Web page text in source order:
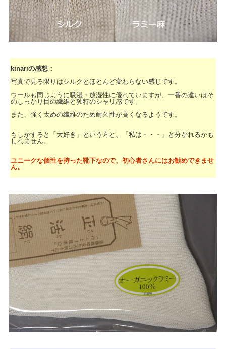
kinariの感想：
写真で見る限りはシルクとほとんど変わらない感じです。
ウールも同じように吸湿・放湿性に優れていますが、一番の違いはそ
のしっかり目の繊維と独特のシャリ感です。
また、強く太めの繊維のため耐久性が高くなるようです。
もしかすると「大好き」という方と、「私は・・・」と分かれるかも
しれません。
ユニークな個性を持った靴下なので、初心者さんにはお勧めできませ
ん。